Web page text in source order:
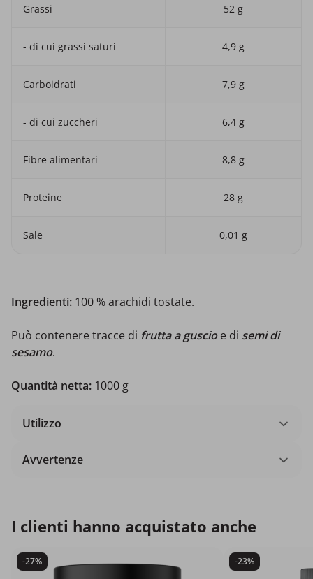
Grassi 52 g
- di cui grassi saturi 4,9 g
Carboidrati 7,9 g
- di cui zuccheri 6,4 g
Fibre alimentari 8,8 g
Proteine 28 g
Sale 0,01 g
Ingredienti: 100 % arachidi tostate.
Può contenere tracce di frutta a guscio e di semi di
sesamo.
Quantità netta: 1000 g
Utilizzo
Avvertenze
I clienti hanno acquistato anche
-27% -23%